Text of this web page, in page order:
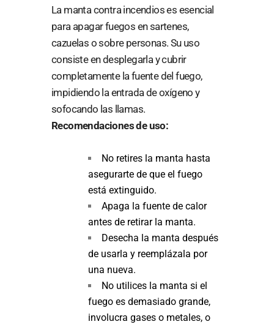
La manta contra incendios es esencial
para apagar fuegos en sartenes,
cazuelas o sobre personas. Su uso
consiste en desplegarla y cubrir
completamente la fuente del fuego,
impidiendo la entrada de oxígeno y
sofocando las llamas.
Recomendaciones de uso:
No retires la manta hasta
asegurarte de que el fuego
está extinguido.
Apaga la fuente de calor
antes de retirar la manta.
Desecha la manta después
de usarla y reemplázala por
una nueva.
No utilices la manta si el
fuego es demasiado grande,
involucra gases o metales, o